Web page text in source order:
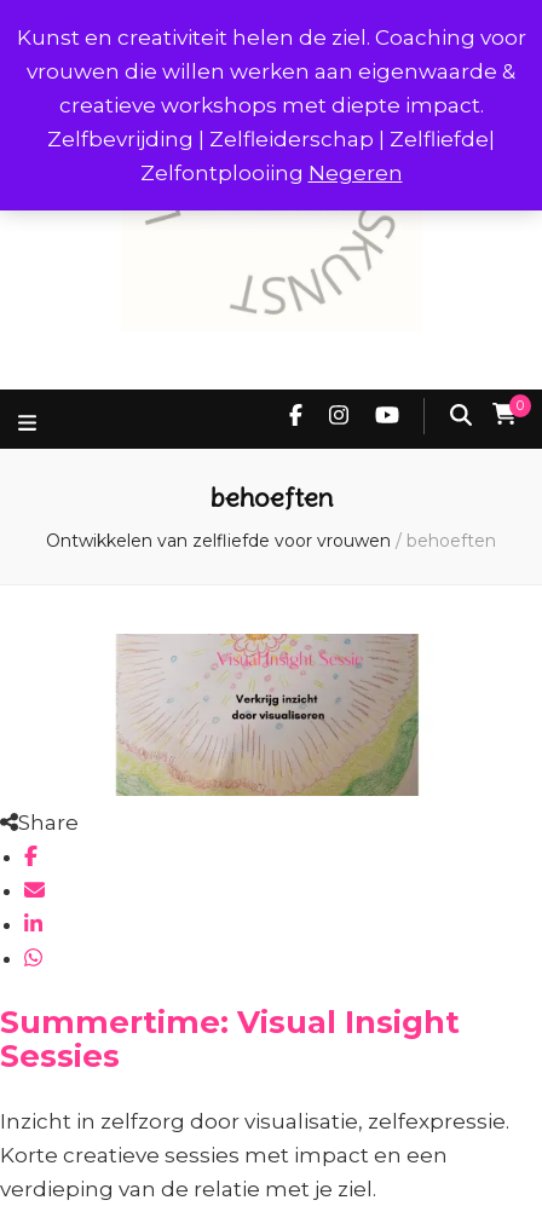
Kunst en creativiteit helen de ziel. Coaching voor
vrouwen die willen werken aan eigenwaarde &
creatieve workshops met diepte impact.
Zelfbevrijding | Zelfleiderschap | Zelfliefde|
Zelfontplooiing Negeren
0
behoeften
Ontwikkelen van zelfliefde voor vrouwen / behoeften
Share
Summertime: Visual Insight
Sessies
Inzicht in zelfzorg door visualisatie, zelfexpressie.
Korte creatieve sessies met impact en een
verdieping van de relatie met je ziel.